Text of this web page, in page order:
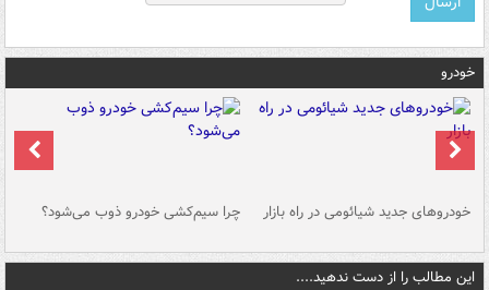
خودرو
خودروهای جدید شیائومی در راه بازار چرا سیم‌کشی خودرو ذوب می‌شود؟
این مطالب را از دست ندهید....